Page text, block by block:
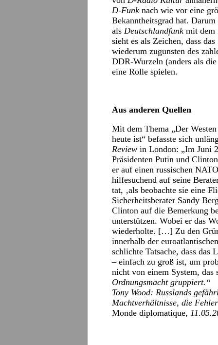
D-Funk nach wie vor eine
Bekanntheitsgrad hat.
als Deutschlandfunk mit dem
sieht es als Zeichen, dass
wiederum zugunsten des
DDR-Wurzeln (anders als
eine Rolle spielen.
Aus anderen Quellen
Mit dem Thema „Der
heute ist“ befasste sich
Review in London: „Im Juni
Präsidenten Putin und
er auf einen russischen
hilfesuchend auf seine
tat, ‚als beobachte sie eine
Sicherheitsberater Sandy
Clinton auf die Bemerkung
unterstützen. Wobei er das
wiederholte. […] Zu den
innerhalb der
schlichte Tatsache, dass das
– einfach zu groß ist, um
nicht von einem System, das
Ordnungsmacht gruppiert.“
Tony Wood: Russlands
Machtverhältnisse, die
Monde diplomatique,